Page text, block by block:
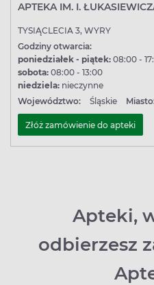
APTEKA IM. I.
TYSIĄCLECIA 3, WYRY
Godziny otwarcia:
poniedziałek - piątek: 08:00 -
sobota: 08:00 - 13:00
niedziela: nieczynne
Województwo:
Śląskie
Złóż zamówienie do apteki
Apteki,
odbierzesz